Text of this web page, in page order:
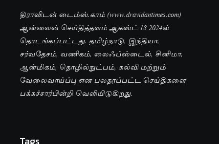
திராவிடன் டைம்ஸ்.காம் (www.dravidantimes.com)
ஆன்லைன் செய்தித்தளம் ஆகஸ்ட் 18 2024ல்
தொடங்கப்பட்டது. தமிழ்நாடு, இந்தியா,
சர்வதேசம், வணிகம், லைஃப்ஸ்டைல், சினிமா,
ஆன்மிகம், தொழில்நுட்பம், கல்வி மற்றும்
வேலைவாய்ப்பு என பலதரப்பட்ட செய்திகளை
பக்கச்சார்பின்றி வெளியிடுகிறது.